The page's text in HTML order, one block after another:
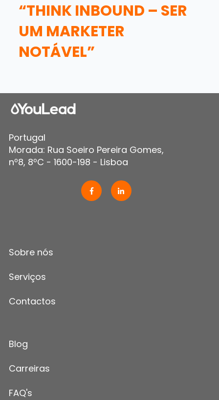
“THINK INBOUND – SER
UM MARKETER
NOTÁVEL”
Portugal
Morada: Rua Soeiro Pereira Gomes,
nº8, 8ºC - 1600-198 - Lisboa
Sobre nós
Serviços
Contactos
Blog
Carreiras
FAQ's